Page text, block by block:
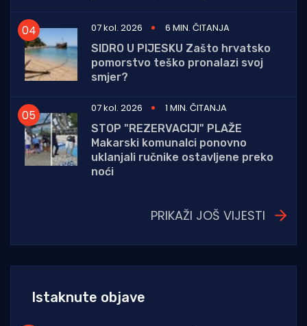
07 kol. 2026
6 MIN. ČITANJA
SIDRO U PIJESKU Zašto hrvatsko
pomorstvo teško pronalazi svoj
smjer?
07 kol. 2026
1 MIN. ČITANJA
STOP "REZERVACIJI" PLAŽE
Makarski komunalci ponovno
uklanjali ručnike ostavljene preko
noći
PRIKAŽI JOŠ VIJESTI
Istaknute objave